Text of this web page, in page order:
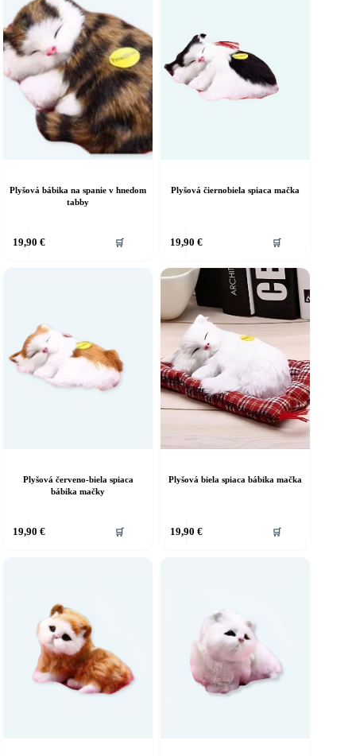
Plyšová bábika na spanie v hnedom
tabby
19,90 € 🛒
Plyšová čiernobiela spiaca mačka
19,90 € 🛒
Plyšová červeno-biela spiaca
bábika mačky
19,90 € 🛒
Plyšová biela spiaca bábika mačka
19,90 € 🛒